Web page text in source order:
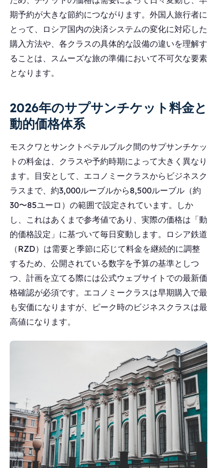
期予約が大きな節約につながります。外国人旅行者に
とって、ロシア国内の決済システムの変化に対応した
購入方法や、各クラスの具体的な設備の違いを理解す
ることは、スムーズな旅の準備において不可欠な要素
となります。
2026年のサプサンチケット料金と
動的価格体系
モスクワとサンクトペテルブルク間のサプサンチケッ
トの料金は、クラスや予約時期によって大きく異なり
ます。目安として、エコノミークラスからビジネスク
ラスまで、約3,000ルーブルから8,500ルーブル（約
30〜85ユーロ）の範囲で設定されています。しか
し、これはあくまで参考値であり、実際の価格は「動
的価格設定」に基づいて毎日変動します。ロシア鉄道
（RZD）は需要と季節に応じて料金を継続的に調整
するため、公開されている数字を予算の基準としつ
つ、計画を立てる際には公式ウェブサイトでの最新価
格確認が必須です。エコノミークラスは早期購入で最
も安価になりますが、ピーク時のビジネスクラスは最
高値になります。